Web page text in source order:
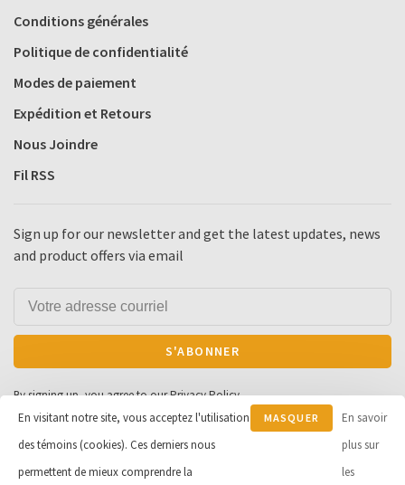
Conditions générales
Politique de confidentialité
Modes de paiement
Expédition et Retours
Nous Joindre
Fil RSS
Sign up for our newsletter and get the latest updates, news
and product offers via email
S'ABONNER
By signing up, you agree to our Privacy Policy.
En visitant notre site, vous acceptez l'utilisation
des témoins (cookies). Ces derniers nous
permettent de mieux comprendre la
MASQUER
En savoir
plus sur
les